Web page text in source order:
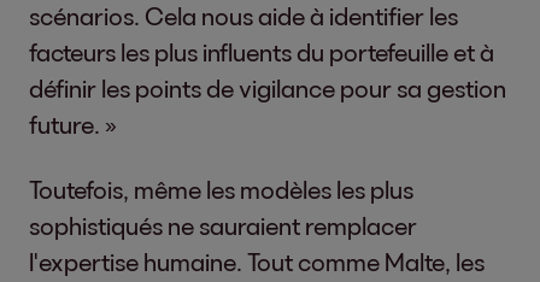
scénarios. Cela nous aide à identifier les
facteurs les plus influents du portefeuille et à
définir les points de vigilance pour sa gestion
future. »
Toutefois, même les modèles les plus
sophistiqués ne sauraient remplacer
l'expertise humaine. Tout comme Malte, les